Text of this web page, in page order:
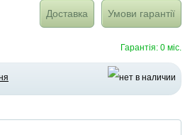
Доставка Умови гарантії
Гарантія: 0 міс.